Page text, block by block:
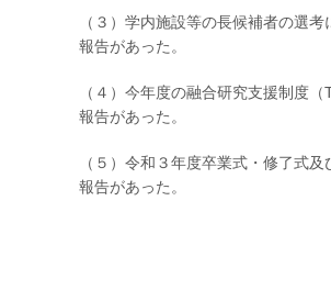
（３）学内施設等の長候補者の選考
報告があった。
（４）今年度の融合研究支援制度
報告があった。
（５）令和３年度卒業式・修了式
報告があった。